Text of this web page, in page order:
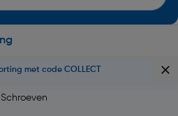
met code COLLECT